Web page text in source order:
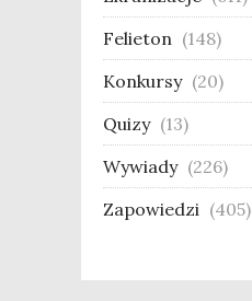
Felieton (148)
Konkursy (20)
Quizy (13)
Wywiady (226)
Zapowiedzi (405)